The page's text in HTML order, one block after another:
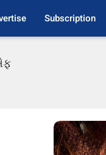
Subscription